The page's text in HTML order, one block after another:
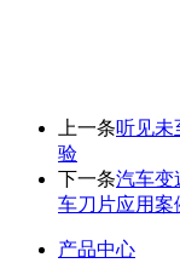
上一条听见未
验
下一条汽车变
车刀片应用案
产品中心